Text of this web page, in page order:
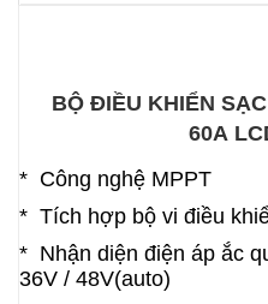
BỘ ĐIỀU KHIỂN
60A
* Công nghệ MPPT
* Tích hợp bộ vi điều
* Nhận diện điện áp ắc
36V / 48V(auto)